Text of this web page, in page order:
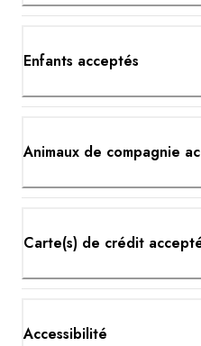
Enfants acceptés
Animaux de compagnie
Carte(s) de crédit
Accessibilité